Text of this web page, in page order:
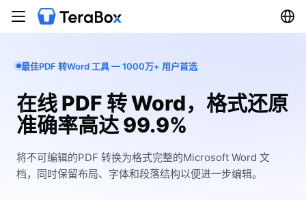
最佳PDF 转Word 工具 — 1000万+ 用户首选
在线 PDF 转 Word，格式还原
准确率高达 99.9%
将不可编辑的PDF 转换为格式完整的Microsoft Word 文
档，同时保留布局、字体和段落结构以便进一步编辑。